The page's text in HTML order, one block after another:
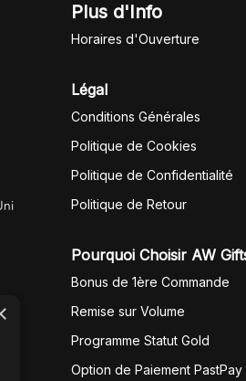
Plus d'Info
Horaires d'Ouverture
Légal
Conditions Générales
Politique de Cookies
Politique de Confidentialité
Politique de Retour
Pourquoi Choisir AW
Bonus de 1ère Commande
Remise sur Volume
Programme Statut Gold
Option de Paiement PastPay